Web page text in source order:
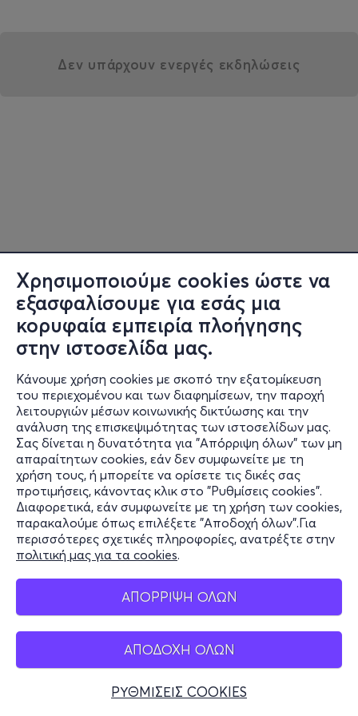
Χρησιμοποιούμε cookies ώστε να
εξασφαλίσουμε για εσάς μια
κορυφαία εμπειρία πλοήγησης
στην ιστοσελίδα μας.
Κάνουμε χρήση cookies με σκοπό την εξατομίκευση
του περιεχομένου και των διαφημίσεων, την παροχή
λειτουργιών μέσων κοινωνικής δικτύωσης και την
ανάλυση της επισκεψιμότητας των ιστοσελίδων μας.
Σας δίνεται η δυνατότητα για "Απόρριψη όλων" των μη
απαραίτητων cookies, εάν δεν συμφωνείτε με τη
χρήση τους, ή μπορείτε να ορίσετε τις δικές σας
προτιμήσεις, κάνοντας κλικ στο "Ρυθμίσεις cookies".
Διαφορετικά, εάν συμφωνείτε με τη χρήση των cookies,
παρακαλούμε όπως επιλέξετε "Αποδοχή όλων".Για
περισσότερες σχετικές πληροφορίες, ανατρέξτε στην
πολιτική μας για τα cookies.
ΑΠΟΡΡΙΨΗ ΟΛΩΝ
ΑΠΟΔΟΧΗ ΟΛΩΝ
ΡΥΘΜΙΣΕΙΣ COOKIES
Δεν υπάρχουν ενεργές εκδηλώσεις